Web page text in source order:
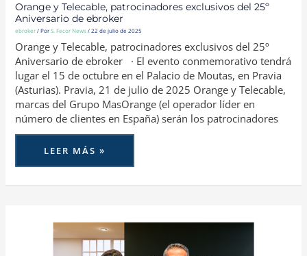
Orange y Telecable, patrocinadores exclusivos del 25º
Aniversario de ebroker
ebroker/ PorS. Fecor News/22 de julio de 2025
Orange y Telecable, patrocinadores exclusivos del 25º
Aniversario de ebroker · El evento conmemorativo tendrá
lugar el 15 de octubre en el Palacio de Moutas, en Pravia
(Asturias). Pravia, 21 de julio de 2025 Orange y Telecable,
marcas del Grupo MasOrange (el operador líder en
número de clientes en España) serán los patrocinadores
LEER MÁS »
OCCIDENT
EBROKER
RENUEVAN